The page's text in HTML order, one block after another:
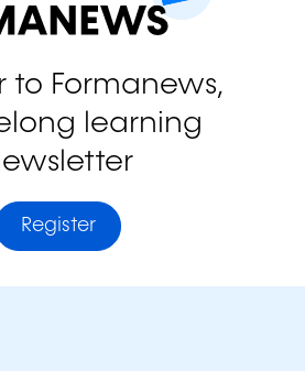
to Formanews,
learning
Register